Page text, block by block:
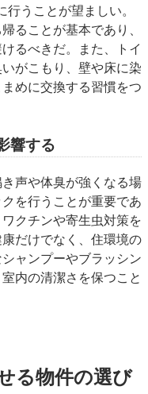
うことが望ましい。
ることが基本であり、
るべきだ。また、トイ
がこもり、壁や床に染
めに交換する習慣をつ
響する
声や体臭が強くなる場
を行うことが重要であ
クチンや寄生虫対策を
だけでなく、住環境の
ャンプーやブラッシン
内の清潔さを保つこと
る物件の選び